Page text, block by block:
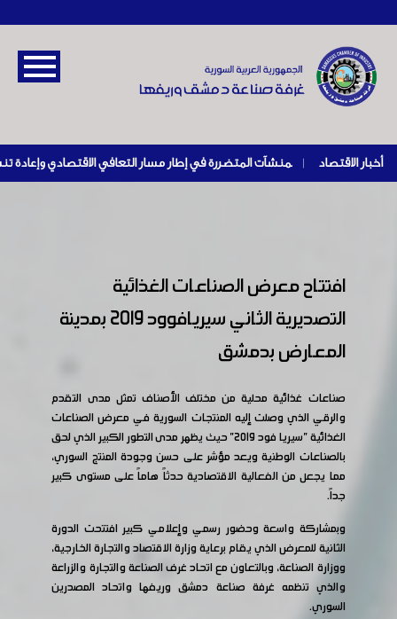
أخبار الاقتصاد |
افتتاح معرض الصناعات الغذائية
التصديرية الثاني سيريافوود 2019 بمدينة
المعارض بدمشق
صناعات غذائية محلية من مختلف الأصناف تمثل مدى التقدم
والرقي الذي وصلت إليه المنتجات السورية في معرض الصناعات
الغذائية "سيريا فود 2019" حيث يظهر مدى التطور الكبير الذي لحق
بالصناعات الوطنية ويعد مؤشر على حسن وجودة المنتج السوري،
مما يجعل من الفعالية الاقتصادية حدثاً هاماً على مستوى كبير
جداً.
وبمشاركة واسعة وحضور رسمي وإعلامي كبير افتتحت الدورة
الثانية للمعرض الذي يقام برعاية وزارة الاقتصاد والتجارة الخارجية،
ووزارة الصناعة، وبالتعاون مع اتحاد غرف الصناعة والتجارة والزراعة
والذي تنظمه غرفة صناعة دمشق وريفها واتحاد المصدرين
السوري.